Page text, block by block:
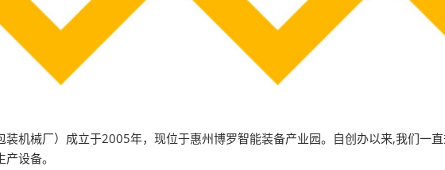
机械厂）成立于2005年，现位于惠州博罗智能装备产业园。自创办以来,我们一
设备。